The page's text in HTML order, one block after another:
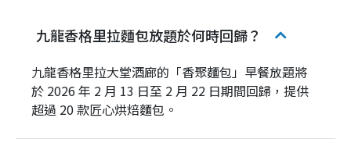
九龍香格里拉麵包放題於何時回歸？
九龍香格里拉大堂酒廊的「香聚麵包」早餐放題將
於 2026 年 2 月 13 日至 2 月 22 日期間回歸，提供
超過 20 款匠心烘焙麵包。